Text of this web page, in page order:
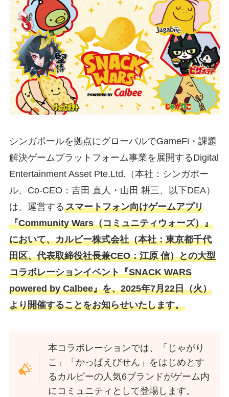
シンガポールを拠点にグローバルでGameFi・課題
解決ゲームプラットフォーム事業を展開するDigital
Entertainment Asset Pte.Ltd.（本社：シンガポー
ル、Co-CEO：吉⽥ 直⼈・⼭⽥ 耕三、以下DEA）
は、運営するスマートフォン向けゲームアプリ
『Community Wars（コミュニティウォーズ）』
において、カルビー株式会社（本社：東京都千代
⽥区、代表取締役社⻑兼CEO：江原 信）との⼤型
コラボレーションイベント『SNACK WARS
powered by Calbee』を、2025年7⽉22⽇（⽕）
より開催することをお知らせいたします。
本コラボレーションでは、「じゃがり
こ」「かっぱえびせん」をはじめとす
るカルビーの⼈気6ブランドがゲーム内
にコミュニティとして登場します。